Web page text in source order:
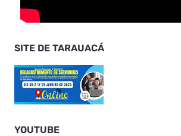
SITE DE TARAUACÁ
YOUTUBE